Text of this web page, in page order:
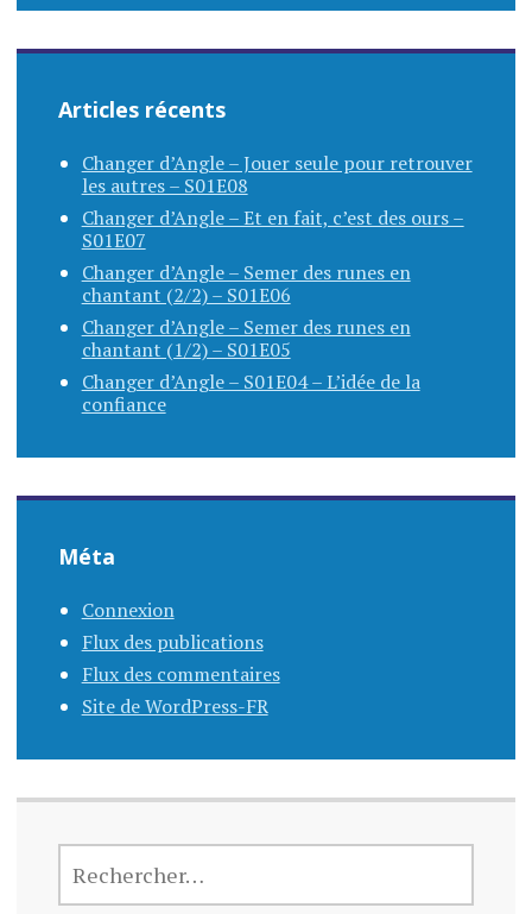
Articles récents
Changer d’Angle – Jouer seule pour retrouver
les autres – S01E08
Changer d’Angle – Et en fait, c’est des ours –
S01E07
Changer d’Angle – Semer des runes en
chantant (2/2) – S01E06
Changer d’Angle – Semer des runes en
chantant (1/2) – S01E05
Changer d’Angle – S01E04 – L’idée de la
confiance
Méta
Connexion
Flux des publications
Flux des commentaires
Site de WordPress-FR